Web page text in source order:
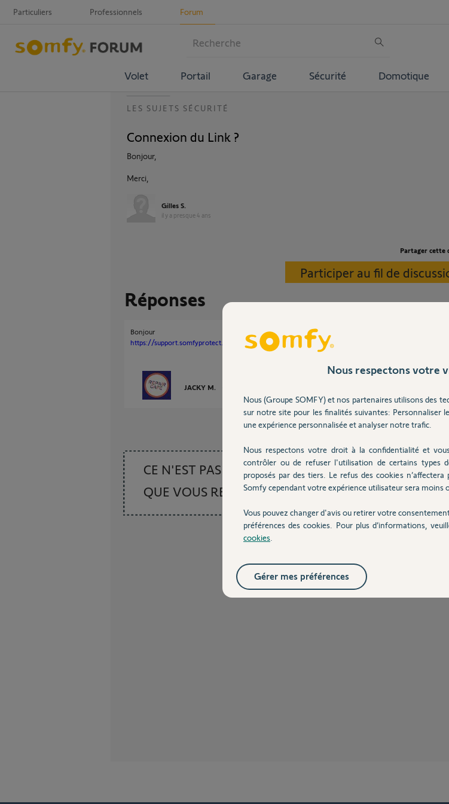
Particuliers Professionnels Forum
Volet Portail Garage Sécurité Domotique
LES SUJETS SÉCURITÉ
Connexion du Link ?
Bonjour,
Merci,
Gilles S.
il y a presque 4 ans
Partager cette
Participer au fil de
Réponses
Bonjour
https://support.somfyprotect.com/hc/fr
JACKY M.
CE N'EST PAS CE
QUE VOUS RECHERCHEZ
Posez votre
Nous respectons votre
Nous (Groupe SOMFY) et nos partenaires utilisons des
sur notre site pour les finalités suivantes: Personnaliser
une expérience personnalisée et analyser notre trafic.
Nous respectons votre droit à la confidentialité et
contrôler ou de refuser l'utilisation de certains types
proposés par des tiers. Le refus des cookies
Somfy cependant votre expérience utilisateur sera moins
Vous pouvez changer d'avis ou retirer votre
préférences des cookies. Pour plus d’informations,
cookies
Gérer mes préférences